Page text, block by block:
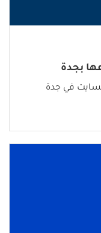
بجدة
في جدة